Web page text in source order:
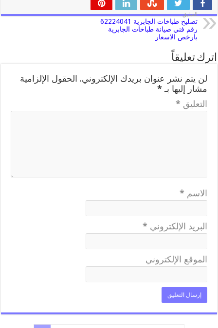
السابق
تصليح طباخات الجابرية 62224041
رقم فني صيانة طباخات الجابرية
بارخص الاسعار
اترك تعليقاً
لن يتم نشر عنوان بريدك الإلكتروني. الحقول الإلزامية
مشار إليها بـ*
التعليق *
الاسم *
البريد الإلكتروني *
الموقع الإلكتروني